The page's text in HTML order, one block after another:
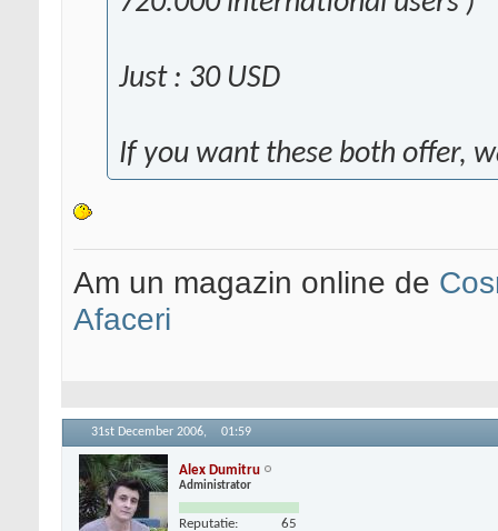
Just : 30 USD
If you want these both offer,
Am un magazin online de
Afaceri
31st December 2006, 01:59
Alex Dumitru
Administrator
Reputatie: 65